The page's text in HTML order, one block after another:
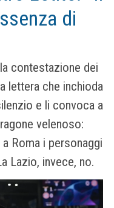
di
contestazione dei
lettera che inchioda
e li convoca a
velenoso:
Roma i personaggi
Lazio, invece, no.